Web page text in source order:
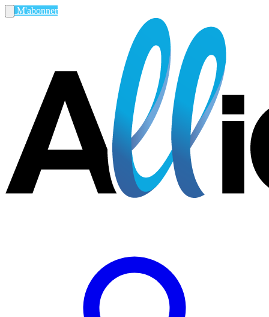
M'abonner